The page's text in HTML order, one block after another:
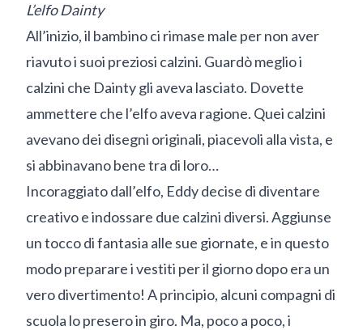
L’elfo Dainty
All’inizio, il bambino ci rimase male per non aver
riavuto i suoi preziosi calzini. Guardò meglio i
calzini che Dainty gli aveva lasciato. Dovette
ammettere che l’elfo aveva ragione. Quei calzini
avevano dei disegni originali, piacevoli alla vista, e
si abbinavano bene tra di loro…
Incoraggiato dall’elfo, Eddy decise di diventare
creativo e indossare due calzini diversi. Aggiunse
un tocco di fantasia alle sue giornate, e in questo
modo preparare i vestiti per il giorno dopo era un
vero divertimento! A principio, alcuni compagni di
scuola lo presero in giro. Ma, poco a poco, i